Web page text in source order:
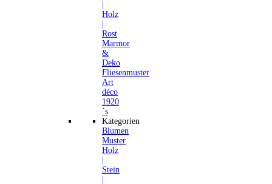
Holz
Rost
Marmor
&
Deko
Fliesenmuster
Art
déco
1920
´s
Kategorien
Blumen
Muster
Holz
Stein